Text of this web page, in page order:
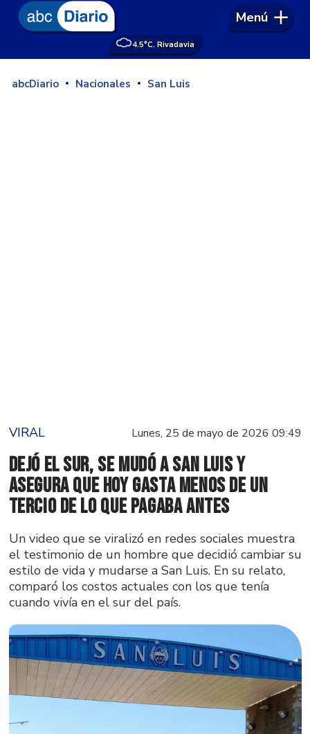
4.5°C. Rivadavia
Menú
abcDiario Nacionales San Luis
VIRAL Lunes, 25 de mayo de 2026 09:49
Dejó el Sur, se mudó a San Luis y
asegura que hoy gasta menos de un
tercio de lo que pagaba antes
Un video que se viralizó en redes sociales muestra
el testimonio de un hombre que decidió cambiar su
estilo de vida y mudarse a San Luis. En su relato,
comparó los costos actuales con los que tenía
cuando vivía en el sur del país.